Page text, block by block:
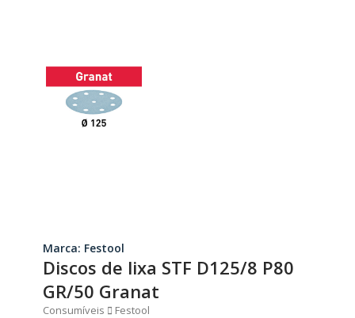
Marca: Festool
Discos de lixa STF D125/8 P80
GR/50 Granat
Consumíveis
Festool